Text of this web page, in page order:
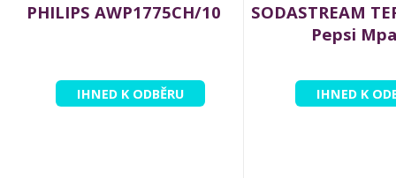
PHILIPS AWP1775CH/10
IHNED K ODBĚRU
SODASTREAM
Pepsi
IHNED K